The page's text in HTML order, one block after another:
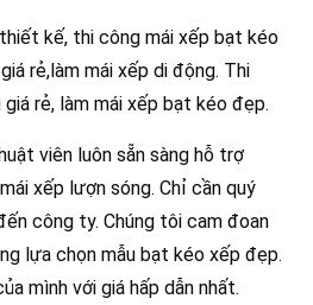
kế, thi công mái xếp bạt kéo
rẻ,làm mái xếp di động. Thi
rẻ, làm mái xếp bạt kéo đẹp.
viên luôn sẵn sàng hỗ trợ
xếp lượn sóng. Chỉ cần quý
công ty. Chúng tôi cam đoan
lựa chọn mẫu bạt kéo xếp đẹp.
mình với giá hấp dẫn nhất.